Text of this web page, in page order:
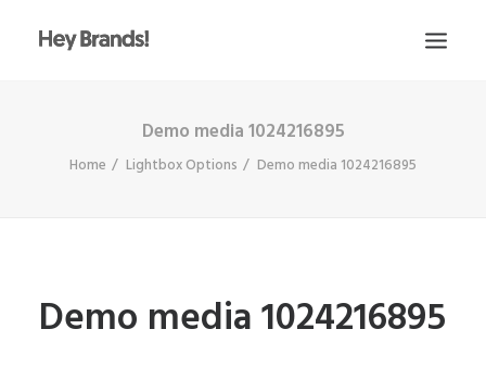
CONÓCENOS
ESCRÍBENOS
Demo media 1024216895
Home Lightbox Options Demo media 1024216895
Demo media 1024216895